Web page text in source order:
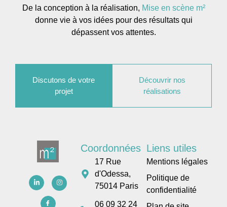
De la conception à la réalisation, Mise en scène m²
donne vie à vos idées pour des résultats qui
dépassent vos attentes.
Découvrir nos
réalisations
Discutons de votre
projet
Coordonnées
17 Rue
d'Odessa,
75014 Paris
06 09 32 24
Liens utiles
Mentions légales
Politique de
confidentialité